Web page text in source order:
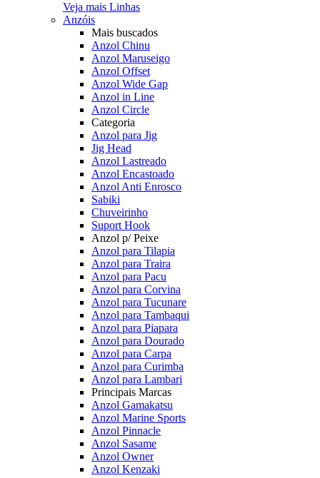
Veja mais Linhas
Anzóis
Mais buscados
Anzol Chinu
Anzol Maruseigo
Anzol Offset
Anzol Wide Gap
Anzol in Line
Anzol Circle
Categoria
Anzol para Jig
Jig Head
Anzol Lastreado
Anzol Encastoado
Anzol Anti Enrosco
Sabiki
Chuveirinho
Suport Hook
Anzol p/ Peixe
Anzol para Tilapia
Anzol para Traira
Anzol para Pacu
Anzol para Corvina
Anzol para Tucunare
Anzol para Tambaqui
Anzol para Piapara
Anzol para Dourado
Anzol para Carpa
Anzol para Curimba
Anzol para Lambari
Principais Marcas
Anzol Gamakatsu
Anzol Marine Sports
Anzol Pinnacle
Anzol Sasame
Anzol Owner
Anzol Kenzaki